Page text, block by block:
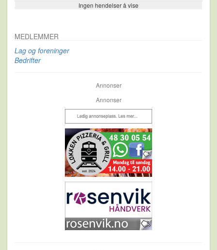
Ingen hendelser å vise
Se flere…
MEDLEMMER
Lag og foreninger
Bedrifter
Annonser
Annonser